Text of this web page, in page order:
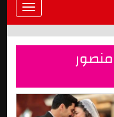
Toggle